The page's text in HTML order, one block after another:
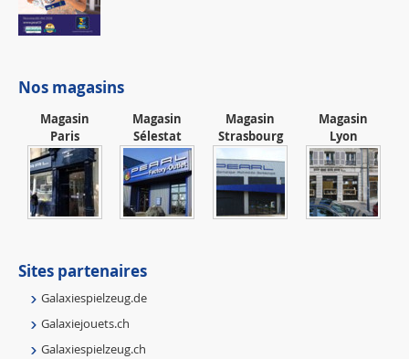
Nos magasins
Magasin
Paris
Magasin
Sélestat
Magasin
Strasbourg
Magasin
Lyon
Sites partenaires
Galaxiespielzeug.de
Galaxiejouets.ch
Galaxiespielzeug.ch